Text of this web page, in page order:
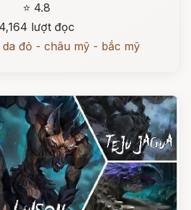
⭐ 4.8
4,164 lượt đọc
đỏ - châu mỹ - bắc mỹ